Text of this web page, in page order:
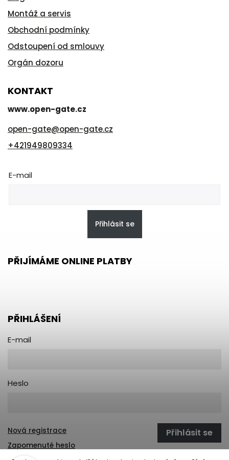
Montáž a servis
Obchodní podmínky
Odstoupení od smlouvy
Orgán dozoru
KONTAKT
www.open-gate.cz
open-gate@open-gate.cz
+421949809334
E-mail
Přihlásit se
PŘIJÍMÁME ONLINE PLATBY
PŘIHLÁŠENÍ
E-mail
Heslo
Přihlásit se
Nová registrace
Zapomenuté heslo